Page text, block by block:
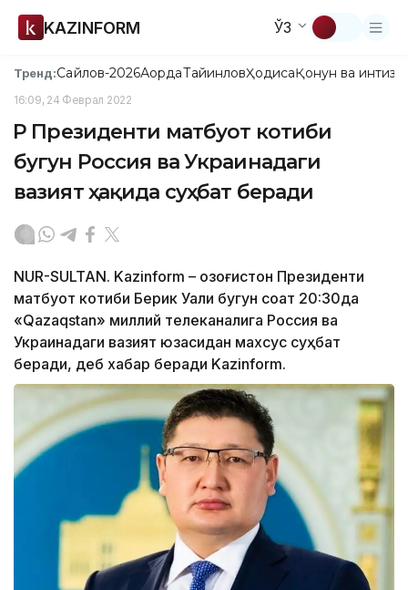
KAZINFORM ЎЗ
Тренд:Сайлов-2026АқордаТайинловҲодисаҚонун ва
16:09, 24 Феврал 2022
ҚР Президенти матбуот котиби
бугун Россия ва Украинадаги
вазият ҳақида суҳбат беради
NUR-SULTAN. Kazinform – Қозоғистон Президенти
матбуот котиби Берик Уали бугун соат 20:30да
«Qazaqstan» миллий телеканалига Россия ва
Украинадаги вазият юзасидан махсус суҳбат
беради, деб хабар беради Kazinform.